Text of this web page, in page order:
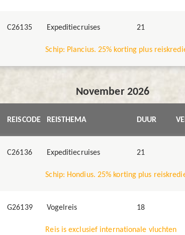
C26135 Expeditiecruises 21
Schip: Plancius. 25% korting plus
November 2026
REISCODE REISTHEMA DUUR
C26136 Expeditiecruises 21
Schip: Hondius. 25% korting plus
G26139 Vogelreis 18
Reis is exclusief internationale vluchten